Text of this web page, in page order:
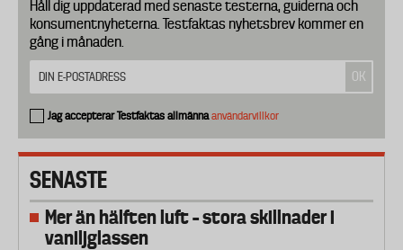
Håll dig uppdaterad med senaste testerna, guiderna och
konsumentnyheterna. Testfaktas nyhetsbrev kommer en
gång i månaden.
Jag accepterar Testfaktas allmännaanvändarvillkor
SENASTE
Mer än hälften luft – stora skillnader i
vaniljglassen